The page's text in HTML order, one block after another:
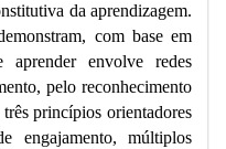
da aprendizagem.
com base em
aprender envolve redes
pelo reconhecimento
princípios orientadores
engajamento, múltiplos